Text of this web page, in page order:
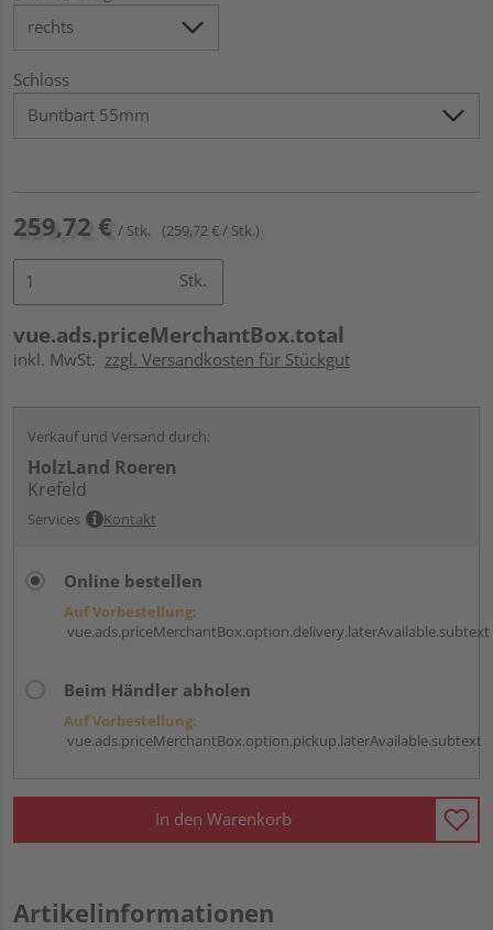
Schloss
259,72 € / Stk. (259,72 € / Stk.)
Stk.
vue.ads.priceMerchantBox.total
inkl. MwSt. zzgl. Versandkosten für Stückgut
Verkauf und Versand durch:
HolzLand Roeren
Krefeld
Services Kontakt
Online bestellen
Auf Vorbestellung:
vue.ads.priceMerchantBox.option.delivery.laterAvailable.subtext
Beim Händler abholen
Auf Vorbestellung:
vue.ads.priceMerchantBox.option.pickup.laterAvailable.subtext
In den Warenkorb
Artikelinformationen